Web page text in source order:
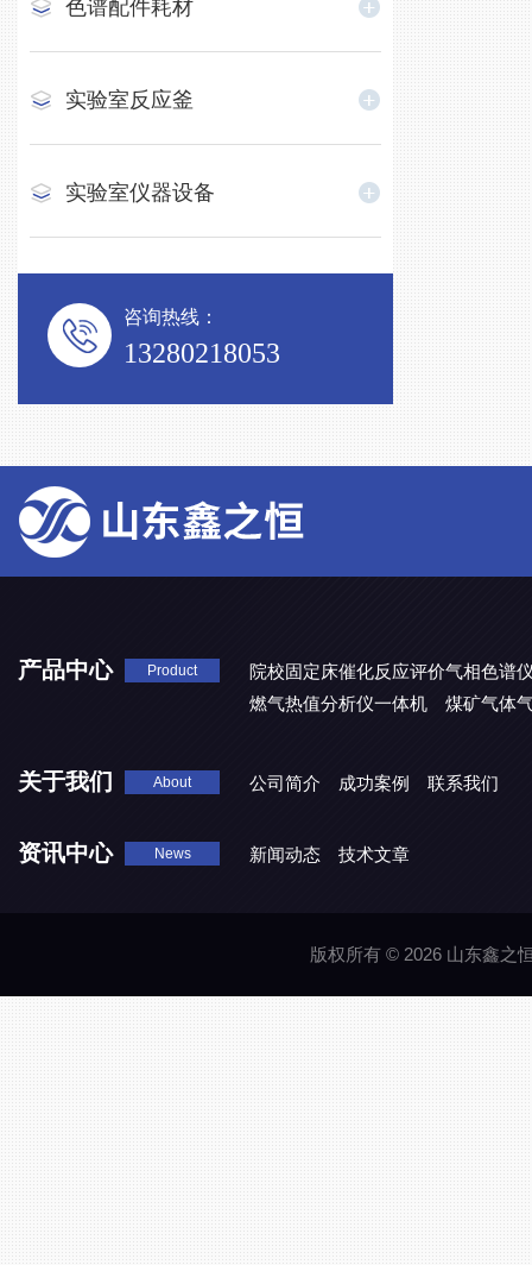
色谱配件耗材
实验室反应釜
实验室仪器设备
咨询热线：
13280218053
产品中心 Product
院校固定床催化反应评价气相色谱
燃气热值分析仪一体机
煤矿气体
关于我们 About 公司简介 成功案例 联系我们
资讯中心 News 新闻动态 技术文章
版权所有 © 2026 山东鑫之